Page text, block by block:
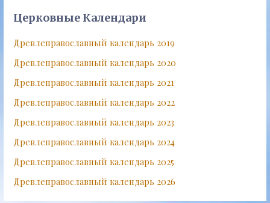
Церковные Календари
Древлеправославный календарь 2019
Древлеправославный календарь 2020
Древлеправославный календарь 2021
Древлеправославный календарь 2022
Древлеправославный календарь 2023
Древлеправославный календарь 2024
Древлеправославный календарь 2025
Древлеправославный календарь 2026